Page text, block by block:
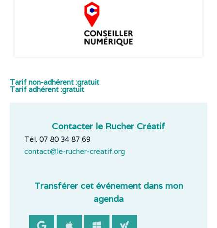
Tarif non-adhérent :gratuit
Tarif adhérent :gratuit
Contacter le Rucher Créatif
Tél. 07 80 34 87 69
contact@le-rucher-creatif.org
Transférer cet événement dans mon
agenda